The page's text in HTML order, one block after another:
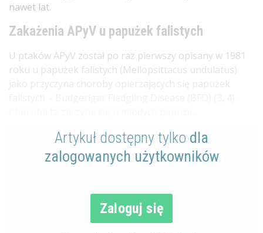
nawet lat.
Zakażenia APyV u papużek falistych
U ptaków APyV został po raz pierwszy opisany w 1981
roku u papużek falistych (Mellopsittacus undulatus)
jako przyczyna choroby opierzających się papużek
Artykuł dostępny tylko dla
zalogowanych użytkowników
Zaloguj się